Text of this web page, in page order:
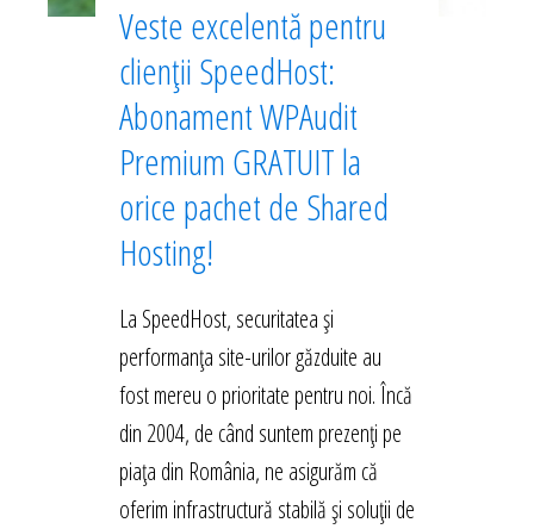
Veste excelentă pentru
clienții SpeedHost:
Abonament WPAudit
Premium GRATUIT la
orice pachet de Shared
Hosting!
La SpeedHost, securitatea și
performanța site-urilor găzduite au
fost mereu o prioritate pentru noi. Încă
din 2004, de când suntem prezenți pe
piața din România, ne asigurăm că
oferim infrastructură stabilă și soluții de